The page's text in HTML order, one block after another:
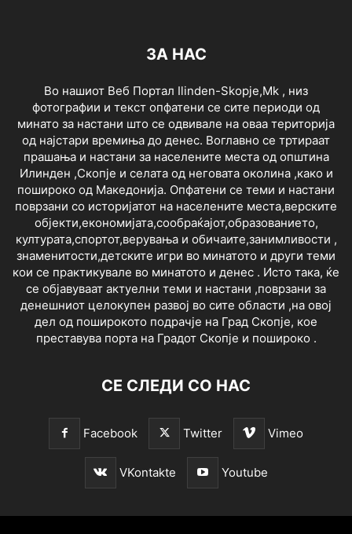
ЗА НАС
Во нашиот Веб Портал Ilinden-Skopje,Mk , низ
фотографии и текст опфатени се сите периоди од
минато за настани што се одвивале на оваа територија
од најстари времиња до денес. Воглавно се тртираат
прашања и настани за населените места од општина
Илинден ,Скопје и селата од неговата околина ,како и
пошироко од Македонија. Опфатени се теми и настани
поврзани со историјатот на населените места,верските
објекти,економијата,сообраќајот,образованието,
културата,спортот,верувања и обичаите,занимливости ,
знаменитости,детските игри во минатото и други теми
кои се практикувале во минатото и денес . Исто така, ќе
се објавуваат актуелни теми и настани ,поврзани за
денешниот целокупен развој во сите области ,на овој
дел од поширокото подрачје на Град Скопје, кое
преставува порта на Градот Скопје и пошироко .
СЕ СЛЕДИ СО НАС
Facebook Twitter Vimeo
VKontakte Youtube